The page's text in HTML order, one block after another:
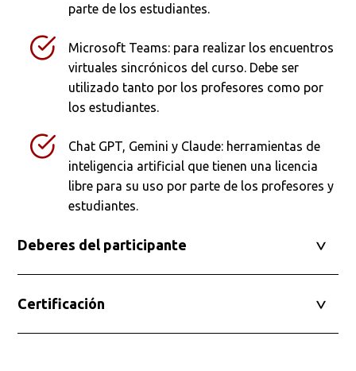
parte de los estudiantes.
Microsoft Teams: para realizar los encuentros
virtuales sincrónicos del curso. Debe ser
utilizado tanto por los profesores como por
los estudiantes.
Chat GPT, Gemini y Claude: herramientas de
inteligencia artificial que tienen una licencia
libre para su uso por parte de los profesores y
estudiantes.
Deberes del participante
Certificación